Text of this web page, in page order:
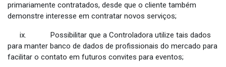
primariamente contratados, desde que o cliente também
demonstre interesse em contratar novos serviços;
ix. Possibilitar que a Controladora utilize tais dados
para manter banco de dados de profissionais do mercado para
facilitar o contato em futuros convites para eventos;